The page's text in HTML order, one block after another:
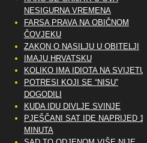
NESIGURNA VREMENA
FARSA PRAVA NA OBIČNOM
ČOVJEKU
ZAKON O NASILJU U OBITELJI
IMAJU HRVATSKU
KOLIKO IMA IDIOTA NA SVIJETU?
POTRESI KOJI SE “NISU”
DOGODILI
KUDA IDU DIVLJE SVINJE
PJEŠČANI SAT IDE NAPRIJED 10
MINUTA